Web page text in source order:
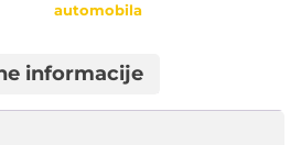
automobila
informacije